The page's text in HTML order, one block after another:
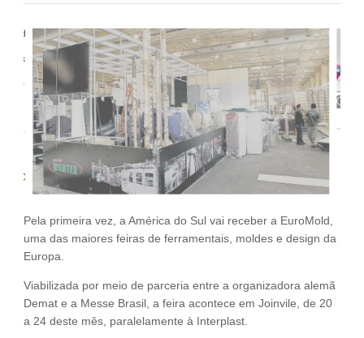
Fale Conosco
NOSSAS ASSOCIADAS
SEJA UM ASSOCIADO
VAGAS
Pela primeira vez, a América do Sul vai receber a EuroMold,
uma das maiores feiras de ferramentais, moldes e design da
Europa.
Viabilizada por meio de parceria entre a organizadora alemã
Demat e a Messe Brasil, a feira acontece em Joinvile, de 20
a 24 deste mês, paralelamente à Interplast.